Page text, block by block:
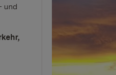
und